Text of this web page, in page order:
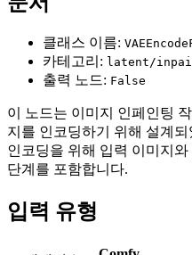
클래스 이름:
카테고리: latent/
출력 노드: False
이 노드는 이미지 인페인팅
지를 인코딩하기 위해 설계
인코딩을 위해 입력 이미지
단계를 포함합니다.
입력 유형